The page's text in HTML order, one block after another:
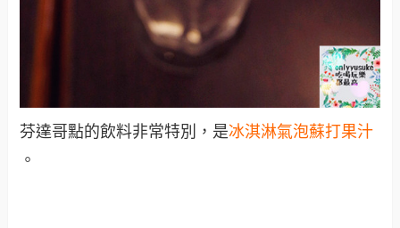
芬達哥點的飲料非常特別，是冰淇淋氣泡蘇打果汁
。